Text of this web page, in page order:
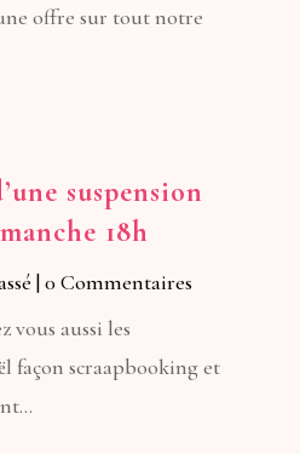
offre sur tout notre
suspension
18h
| 0 Commentaires
vous aussi les
façon scraapbooking et